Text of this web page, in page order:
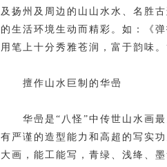
及扬州及周边的山山水水、名胜
的生活环境生动而精彩。如：《
用笔上十分秀雅苍润，富于韵味
擅作山水巨制的华喦
华喦是“八怪”中传世山水画
有严谨的造型能力和高超的写实
大画，能工能写，青绿、浅绛、